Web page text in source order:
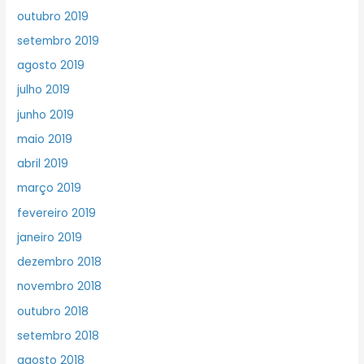
outubro 2019
setembro 2019
agosto 2019
julho 2019
junho 2019
maio 2019
abril 2019
março 2019
fevereiro 2019
janeiro 2019
dezembro 2018
novembro 2018
outubro 2018
setembro 2018
agosto 2018